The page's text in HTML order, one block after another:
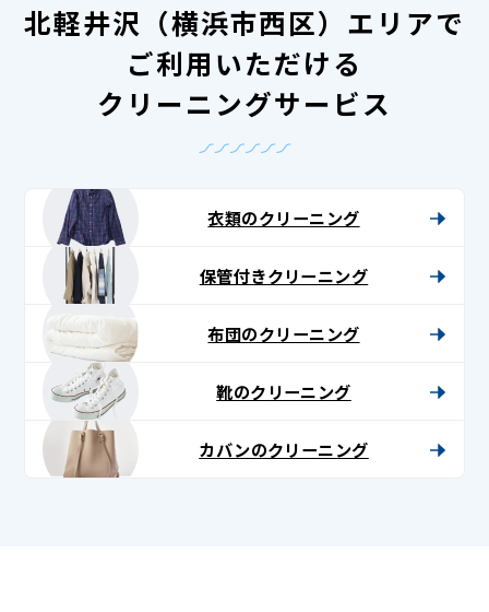
北軽井沢（横浜市西区）エリアで
ご利用いただける
クリーニングサービス
衣類のクリーニング
保管付きクリーニング
布団のクリーニング
靴のクリーニング
カバンのクリーニング